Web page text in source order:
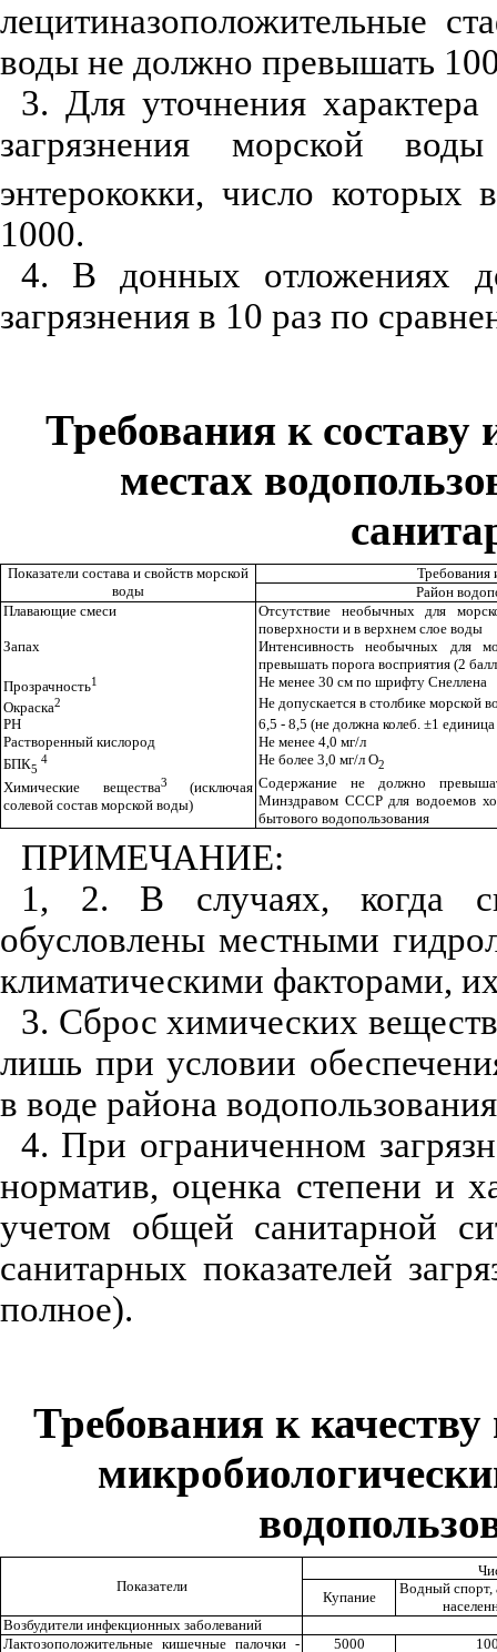
лецитиназоположительные
воды не должно превышать
3. Для уточнения
загрязнения морской
энтерококки, число которых
1000.
4. В донных отложениях
загрязнения в 10 раз по
Требования к
местах
Показатели состава и свойств морской
воды
Требования
Район
Плавающие смеси
Отсутствие необычных для
поверхности и в верхнем слое воды
Запах
Интенсивность необычных для
превышать порога восприятия (2
Прозрачность1
Не менее 30 см по шрифту Снеллена
Окраска2
Не допускается в столбике морской
РН
6,5 - 8,5 (не должна колеб. ±1
Растворенный кислород
Не менее 4,0 мг/л
БПК5
4 Не более 3,0 мг/л О2
Химические вещества3 (исключая
солевой состав морской воды)
Содержание не должно
Минздравом СССР для водоемов
бытового водопользования
ПРИМЕЧАНИЕ:
1, 2. В случаях, когда
обусловлены местными
климатическими факторами,
3. Сброс химических
лишь при условии
в воде района
4. При ограниченном
норматив, оценка степени и
учетом общей санитарной
санитарных показателей
полное).
Требования к
Показатели
Купание
Водный спорт,
Возбудители инфекционных заболеваний
Лактозоположительные кишечные палочки -
5000